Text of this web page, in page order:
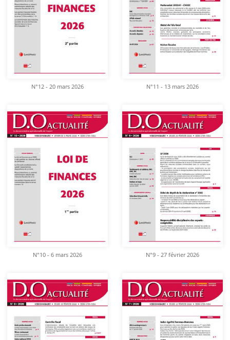
N°12 - 20 mars 2026 N°11 - 13 mars 2026
N°10 - 6 mars 2026 N°9 - 27 février 2026